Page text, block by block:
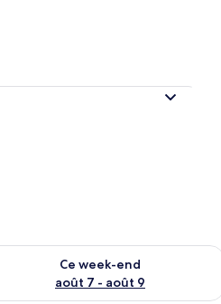
août 8
Ce week-end
août 7 - août 9
la disponibilité pour ce week-